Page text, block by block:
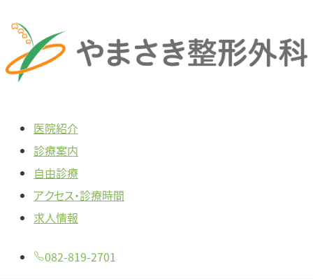
へ
医院紹介
診療案内
自由診療
アクセス・診療時間
求人情報
082-819-2701